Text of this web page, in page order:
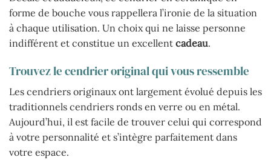
forme de bouche vous rappellera l’ironie de la situation
à chaque utilisation. Un choix qui ne laisse personne
indifférent et constitue un excellent cadeau.
Trouvez le cendrier original qui vous ressemble
Les cendriers originaux ont largement évolué depuis les
traditionnels cendriers ronds en verre ou en métal.
Aujourd’hui, il est facile de trouver celui qui correspond
à votre personnalité et s’intègre parfaitement dans
votre espace.